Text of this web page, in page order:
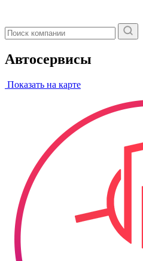
Автосервисы
Показать на карте